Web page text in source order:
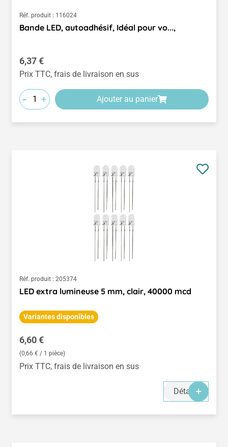
Réf. produit : 116024
Bande LED, autoadhésif, Idéal pour vo...,
Prix régulier :
6,37 €
Prix TTC, frais de livraison en sus
- + Ajouter au panier
Réf. produit : 205374
LED extra lumineuse 5 mm, clair, 40000 mcd
Variantes disponibles
Prix régulier :
6,60 €
(0,66 € / 1 pièce)
Prix TTC, frais de livraison en sus
Détails